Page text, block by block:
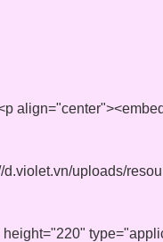
d.violet.vn/uploads/
height="220"